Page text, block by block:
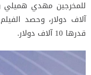
آلاف دولار، وحصد
قدرها 10 آلاف دولار.